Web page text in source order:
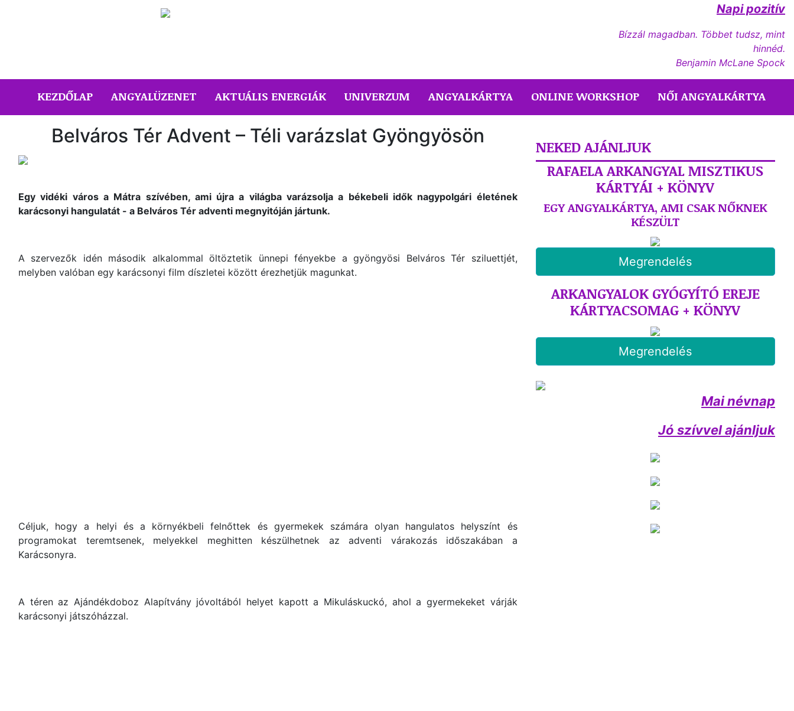
Napi pozitív
Bízzál magadban. Többet tudsz, mint
hinnéd.
Benjamin McLane Spock
KEZDŐLAP(CURRENT)
ANGYALÜZENET AKTUÁLIS ENERGIÁK UNIVERZUM ANGYALKÁRTYA ONLINE WORKSHOP NŐI ANGYALKÁRTYA
Belváros Tér Advent – Téli varázslat Gyöngyösön
Egy vidéki város a Mátra szívében, ami újra a világba varázsolja a békebeli idők nagypolgári életének
karácsonyi hangulatát - a Belváros Tér adventi megnyitóján jártunk.
A szervezők idén második alkalommal öltöztetik ünnepi fényekbe a gyöngyösi Belváros Tér sziluettjét,
melyben valóban egy karácsonyi film díszletei között érezhetjük magunkat.
Céljuk, hogy a helyi és a környékbeli felnőttek és gyermekek számára olyan hangulatos helyszínt és
programokat teremtsenek, melyekkel meghitten készülhetnek az adventi várakozás időszakában a
Karácsonyra.
A téren az Ajándékdoboz Alapítvány jóvoltából helyet kapott a Mikuláskuckó, ahol a gyermekeket várják
karácsonyi játszóházzal.
NEKED AJÁNLJUK
RAFAELA ARKANGYAL MISZTIKUS
KÁRTYÁI + KÖNYV
EGY ANGYALKÁRTYA, AMI CSAK NŐKNEK
KÉSZÜLT
Megrendelés
ARKANGYALOK GYÓGYÍTÓ EREJE
KÁRTYACSOMAG + KÖNYV
Megrendelés
Mai névnap
Jó szívvel ajánljuk